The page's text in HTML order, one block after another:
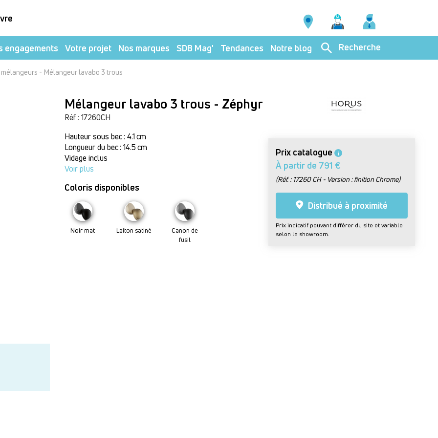
engagements Votre projet Nos marques SDB Mag' Tendances Notre blog Recherche
- Mélangeur lavabo 3 trous
Mélangeur lavabo 3 trous - Zéphyr
Réf : 17260CH
Hauteur sous bec : 4.1 cm
Longueur du bec : 14.5 cm
Vidage inclus
Voir plus
Coloris disponibles
Noir mat Laiton satiné
Canon de
fusil
Prix catalogue i
À partir de 791 €
(Réf. : 17260 CH - Version : finition Chrome)
Distribué à proximité
Prix indicatif pouvant différer du site et variable
selon le showroom.